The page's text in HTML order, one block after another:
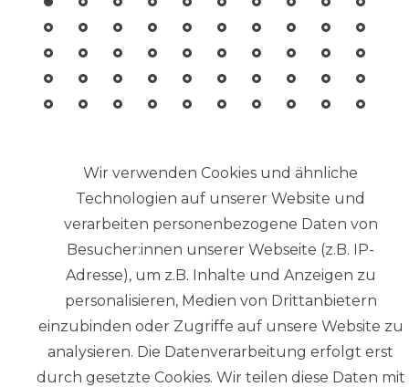
Wir verwenden Cookies und ähnliche
Technologien auf unserer Website und
verarbeiten personenbezogene Daten von
Besucher:innen unserer Webseite (z.B. IP-
Adresse), um z.B. Inhalte und Anzeigen zu
personalisieren, Medien von Drittanbietern
einzubinden oder Zugriffe auf unsere Website zu
analysieren. Die Datenverarbeitung erfolgt erst
durch gesetzte Cookies. Wir teilen diese Daten mit
Impressum
Daten­schutz­
erklärung
vorbehalten.